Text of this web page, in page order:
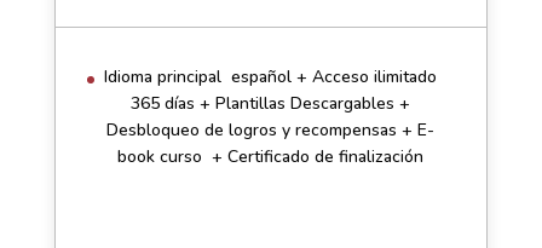
Idioma principal español + Acceso ilimitado
365 días + Plantillas Descargables +
Desbloqueo de logros y recompensas + E-
book curso + Certificado de finalización